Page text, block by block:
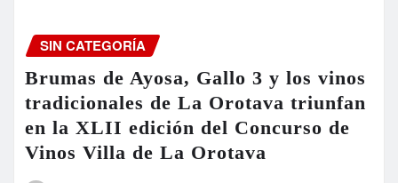
SIN CATEGORÍA
Brumas de Ayosa, Gallo 3 y los vinos
tradicionales de La Orotava triunfan
en la XLII edición del Concurso de
Vinos Villa de La Orotava